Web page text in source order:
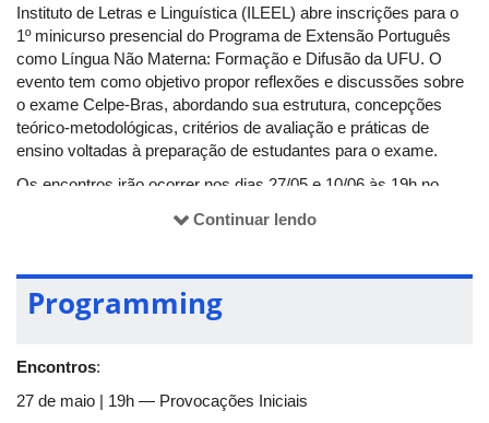
Instituto de Letras e Linguística (ILEEL) abre inscrições para o
1º minicurso presencial do Programa de Extensão Português
como Língua Não Materna: Formação e Difusão da UFU. O
evento tem como objetivo propor reflexões e discussões sobre
o exame Celpe-Bras, abordando sua estrutura, concepções
teórico-metodológicas, critérios de avaliação e práticas de
ensino voltadas à preparação de estudantes para o exame.
Os encontros irão ocorrer nos dias 27/05 e 10/06 às 19h no
das professoras doutoras Lígia Soares Sene e Adriana Célia
As inscrições podem ser feitas entre os dias 15 à 25 de maio
através doformulário de inscrição
Continuar lendo
Programming
Encontros:
27 de maio | 19h — Provocações Iniciais